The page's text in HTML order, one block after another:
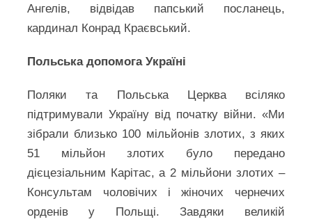
Ангелів, відвідав папський посланець,
кардинал Конрад Краєвський.
Польська допомога Україні
Поляки та Польська Церква всіляко
підтримували Україну від початку війни. «Ми
зібрали близько 100 мільйонів злотих, з яких
51 мільйон злотих було передано
дієцезіальним Карітас, а 2 мільйони злотих –
Консультам чоловічих і жіночих чернечих
орденів у Польщі. Завдяки великій